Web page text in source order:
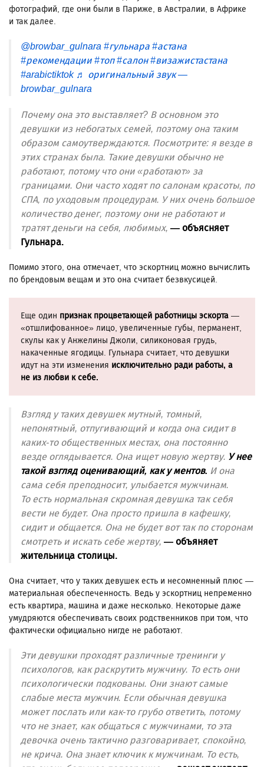
фотографий, где они были в Париже, в Австралии, в Африке
и так далее.
@browbar_gulnara #гульнара #астана
#рекомендации #топ #салон #визажистастана
#arabictiktok ♬ оригинальный звук —
browbar_gulnara
Почему она это выставляет? В основном это
девушки из небогатых семей, поэтому она таким
образом самоутверждаются. Посмотрите: я везде в
этих странах была. Такие девушки обычно не
работают, потому что они «работают» за
границами. Они часто ходят по салонам красоты, по
СПА, по уходовым процедурам. У них очень большое
количество денег, поэтому они не работают и
тратят деньги на себя, любимых, — объясняет
Гульнара.
Помимо этого, она отмечает, что эскортниц можно вычислить
по брендовым вещам и это она считает безвкусицей.
Еще один признак процветающей работницы эскорта —
«отшлифованное» лицо, увеличенные губы, перманент,
скулы как у Анжелины Джоли, силиконовая грудь,
накаченные ягодицы. Гульнара считает, что девушки
идут на эти изменения исключительно ради работы, а
не из любви к себе.
Взгляд у таких девушек мутный, томный,
непонятный, отпугивающий и когда она сидит в
каких-то общественных местах, она постоянно
везде оглядывается. Она ищет новую жертву. У нее
такой взгляд оценивающий, как у ментов. И она
сама себя преподносит, улыбается мужчинам.
То есть нормальная скромная девушка так себя
вести не будет. Она просто пришла в кафешку,
сидит и общается. Она не будет вот так по сторонам
смотреть и искать себе жертву, — объяняет
жительница столицы.
Она считает, что у таких девушек есть и несомненный плюс —
материальная обеспеченность. Ведь у эскортниц непременно
есть квартира, машина и даже несколько. Некоторые даже
умудряются обеспечивать своих родственников при том, что
фактически официально нигде не работают.
Эти девушки проходят различные тренинги у
психологов, как раскрутить мужчину. То есть они
психологически подкованы. Они знают самые
слабые места мужчин. Если обычная девушка
может послать или как-то грубо ответить, потому
что не знает, как общаться с мужчинами, то эта
девочка очень тактично разговаривает, спокойно,
не крича. Она знает ключик к мужчинам. То есть,